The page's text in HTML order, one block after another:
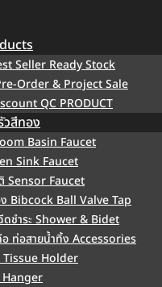
Seller Ready Stock
Order & Project Sale
QC PRODUCT
สีทอง
Basin Faucet
Sink Faucet
Sensor Faucet
Bibcock Ball Valve Tap
ดชำระ Shower & Bidet
ท่อสายน้ำทิ้ง Accessories
Tissue Holder
Hanger